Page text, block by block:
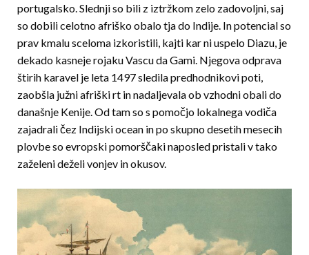
portugalsko. Slednji so bili z iztržkom zelo zadovoljni, saj
so dobili celotno afriško obalo tja do Indije. In potencial so
prav kmalu sceloma izkoristili, kajti kar ni uspelo Diazu, je
dekado kasneje rojaku Vascu da Gami. Njegova odprava
štirih karavel je leta 1497 sledila predhodnikovi poti,
zaobšla južni afriški rt in nadaljevala ob vzhodni obali do
današnje Kenije. Od tam so s pomočjo lokalnega vodiča
zajadrali čez Indijski ocean in po skupno desetih mesecih
plovbe so evropski pomorščaki naposled pristali v tako
zaželeni deželi vonjev in okusov.